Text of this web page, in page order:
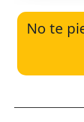
No te